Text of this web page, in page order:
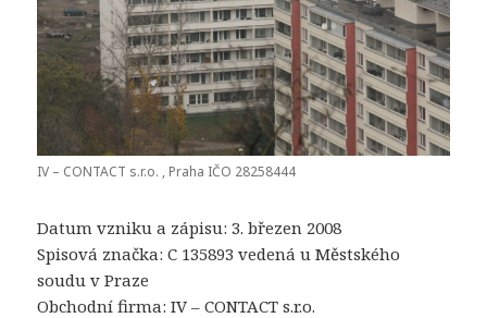
IV – CONTACT s.r.o. , Praha IČO 28258444
Datum vzniku a zápisu: 3. březen 2008
Spisová značka: C 135893 vedená u Městského
soudu v Praze
Obchodní firma: IV – CONTACT s.r.o.